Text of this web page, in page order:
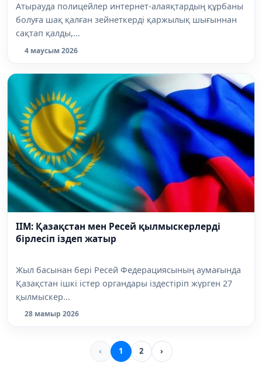
Атырауда полицейлер интернет-алаяқтардың құрбаны
болуға шақ қалған зейнеткерді қаржылық шығыннан
сақтап қалды,...
4 маусым 2026
ІІМ: Қазақстан мен Ресей қылмыскерлерді
бірлесіп іздеп жатыр
Жыл басынан бері Ресей Федерациясының аумағында
Қазақстан ішкі істер органдары іздестіріп жүрген 27
қылмыскер...
28 мамыр 2026
‹ 1 2 ›